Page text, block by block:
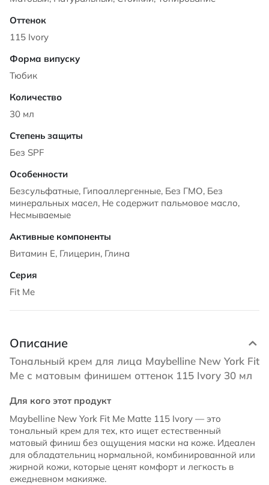
115 Ivory
Тюбик
30 мл
Без SPF
Безсульфатные, Гипоаллергенные, Без ГМО, Без
минеральных масел, Не содержит пальмовое масло,
Несмываемые
Витамин Е, Глицерин, Глина
Fit Me
Описание
Тональный крем для лица Maybelline New York Fit
Me с матовым финишем оттенок 115 Ivory 30 мл
Для кого этот продукт
Maybelline New York Fit Me Matte 115 Ivory — это
тональный крем для тех, кто ищет естественный
матовый финиш без ощущения маски на коже. Идеален
для обладательниц нормальной, комбинированной или
жирной кожи, которые ценят комфорт и легкость в
ежедневном макияже.